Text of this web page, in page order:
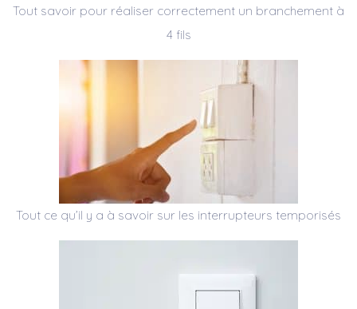
Tout savoir pour réaliser correctement un branchement à
4 fils
Tout ce qu’il y a à savoir sur les interrupteurs temporisés